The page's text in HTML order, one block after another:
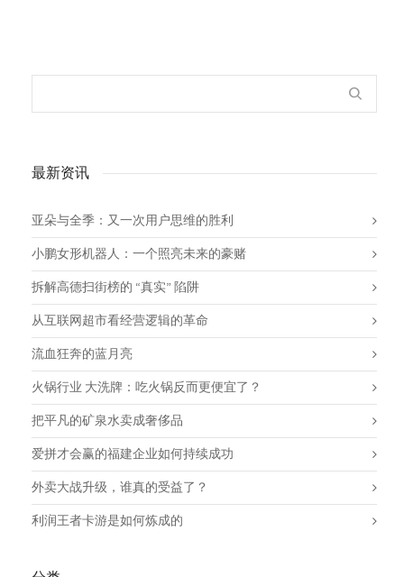
最新资讯
亚朵与全季：又一次用户思维的胜利
小鹏女形机器人：一个照亮未来的豪赌
拆解高德扫街榜的 “真实” 陷阱
从互联网超市看经营逻辑的革命
流血狂奔的蓝月亮
火锅行业 大洗牌：吃火锅反而更便宜了？
把平凡的矿泉水卖成奢侈品
爱拼才会赢的福建企业如何持续成功
外卖大战升级，谁真的受益了？
利润王者卡游是如何炼成的